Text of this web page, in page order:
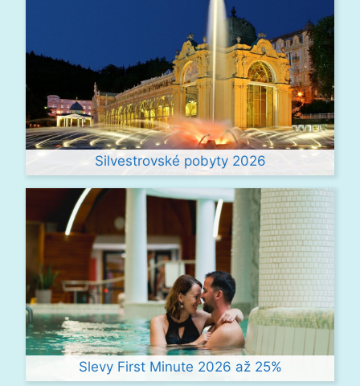
Silvestrovské pobyty 2026
Slevy First Minute 2026 až 25%